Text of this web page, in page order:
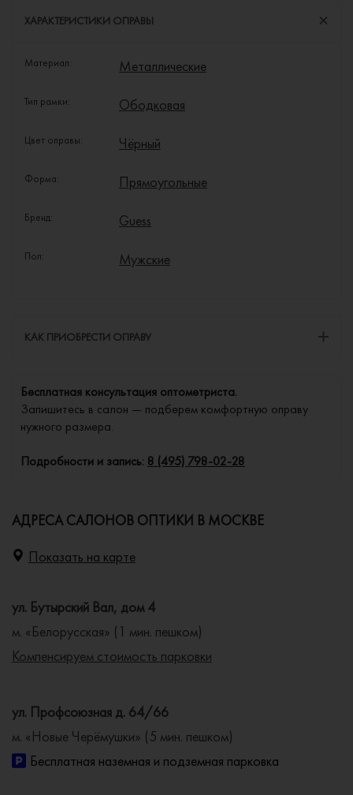
ХАРАКТЕРИСТИКИ ОПРАВЫ
Материал: Металлические
Тип рамки: Ободковая
Цвет оправы: Чёрный
Форма: Прямоугольные
Бренд: Guess
Пол: Мужские
КАК ПРИОБРЕСТИ ОПРАВУ
Бесплатная консультация оптометриста.
Запишитесь в салон — подберем комфортную оправу
нужного размера.
Подробности и запись: 8 (495) 798-02-28
АДРЕСА САЛОНОВ ОПТИКИ В МОСКВЕ
Показать на карте
ул. Бутырский Вал, дом 4
м. «Белорусская» (1 мин. пешком)
Компенсируем стоимость парковки
ул. Профсоюзная д. 64/66
м. «Новые Черёмушки» (5 мин. пешком)
Бесплатная наземная и подземная парковка